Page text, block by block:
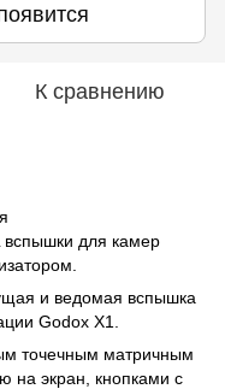
К сравнению
вспышки для камер
и ведомая вспышка
Godox X1.
точечным матричным
на экран, кнопками с